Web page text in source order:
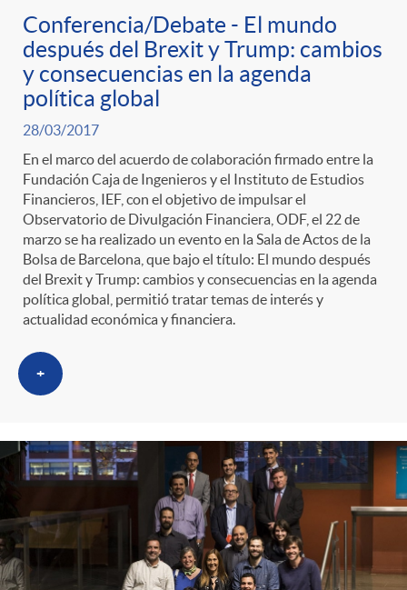
Conferencia/Debate - El mundo
después del Brexit y Trump: cambios
y consecuencias en la agenda
política global
28/03/2017
En el marco del acuerdo de colaboración firmado entre la
Fundación Caja de Ingenieros y el Instituto de Estudios
Financieros, IEF, con el objetivo de impulsar el
Observatorio de Divulgación Financiera, ODF, el 22 de
marzo se ha realizado un evento en la Sala de Actos de la
Bolsa de Barcelona, que bajo el título: El mundo después
del Brexit y Trump: cambios y consecuencias en la agenda
política global, permitió tratar temas de interés y
actualidad económica y financiera.
+